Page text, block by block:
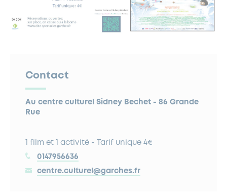
Contact
Au centre culturel Sidney Bechet - 86 Grande
Rue
1 film et 1 activité - Tarif unique 4€
0147956636
centre.culturel@garches.fr